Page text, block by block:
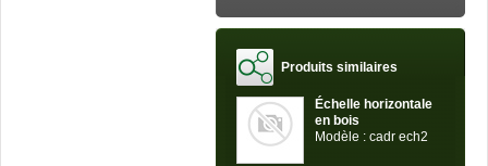
Produits similaires
Échelle horizontale
en bois
Modèle : cadr ech2